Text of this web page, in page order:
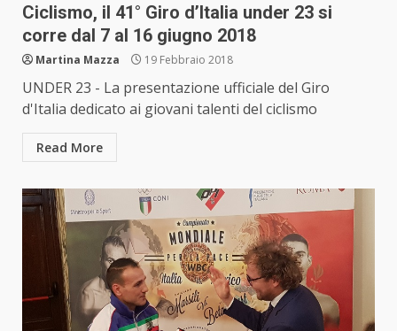
Ciclismo, il 41° Giro d’Italia under 23 si
corre dal 7 al 16 giugno 2018
Martina Mazza 19 Febbraio 2018
UNDER 23 - La presentazione ufficiale del Giro
d'Italia dedicato ai giovani talenti del ciclismo
Read More